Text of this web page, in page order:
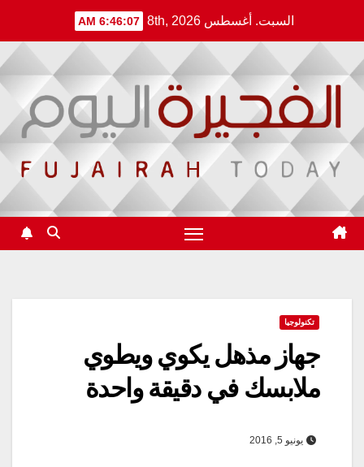
content
السبت. أغسطس 8th, 2026 6:46:07 AM
تكنولوجيا
جهاز مذهل يكوي ويطوي
ملابسك في دقيقة واحدة
يونيو 5, 2016